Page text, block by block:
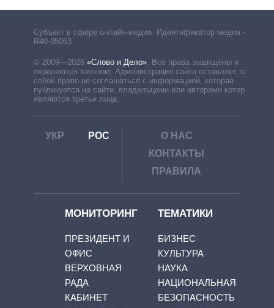
Субъект в сфере онлайн-медиа. Идентификатор медиа –
R40-05063
© 2009—2026 «Слово и Дело». Все права защищены и
охраняются законом. Администрация сайта оставляет за
собой право не соглашаться с информацией, которая
публикуется на сайте, владельцами или авторами которой
являются третьи лица.
УКР РОС
О НАС
КОНТАКТЫ
ПРАВИЛА
МОНИТОРИНГ
ПРЕЗИДЕНТ И
ОФИС
ВЕРХОВНАЯ
РАДА
КАБИНЕТ
ТЕМАТИКИ
БИЗНЕС
КУЛЬТУРА
НАУКА
НАЦИОНАЛЬНАЯ
БЕЗОПАСНОСТЬ